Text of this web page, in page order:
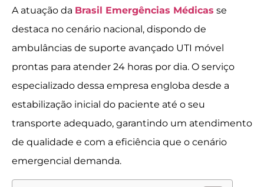
A atuação da Brasil Emergências Médicas se
destaca no cenário nacional, dispondo de
ambulâncias de suporte avançado UTI móvel
prontas para atender 24 horas por dia. O serviço
especializado dessa empresa engloba desde a
estabilização inicial do paciente até o seu
transporte adequado, garantindo um atendimento
de qualidade e com a eficiência que o cenário
emergencial demanda.